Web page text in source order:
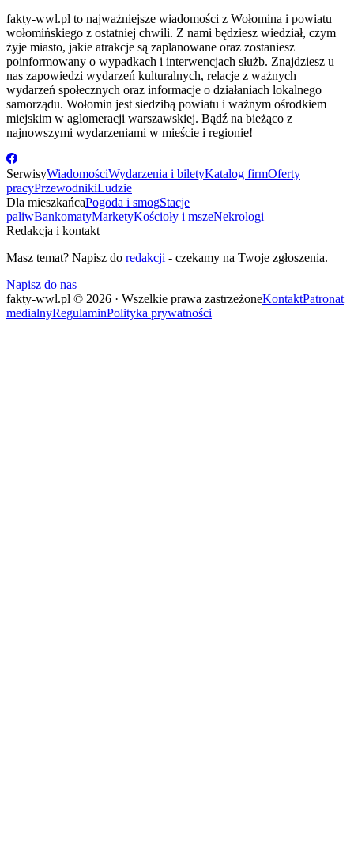
fakty-wwl.pl to najważniejsze wiadomości z Wołomina i powiatu
wołomińskiego z ostatniej chwili. Z nami będziesz wiedział, czym
żyje miasto, jakie atrakcje są zaplanowane oraz zostaniesz
poinformowany o wypadkach i interwencjach służb. Znajdziesz u
nas zapowiedzi wydarzeń kulturalnych, relacje z ważnych
wydarzeń społecznych oraz informacje o działaniach lokalnego
samorządu. Wołomin jest siedzibą powiatu i ważnym ośrodkiem
miejskim w aglomeracji warszawskiej. Bądź na bieżąco z
najnowszymi wydarzeniami w mieście i regionie!
SerwisyWiadomościWydarzenia i biletyKatalog firmOferty
pracyPrzewodnikiLudzie
Dla mieszkańcaPogoda i smogStacje
paliwBankomatyMarketyKościoły i mszeNekrologi
Redakcja i kontakt
Masz temat? Napisz do redakcji - czekamy na Twoje zgłoszenia.
Napisz do nas
fakty-wwl.pl © 2026 · Wszelkie prawa zastrzeżoneKontaktPatronat
medialnyRegulaminPolityka prywatności